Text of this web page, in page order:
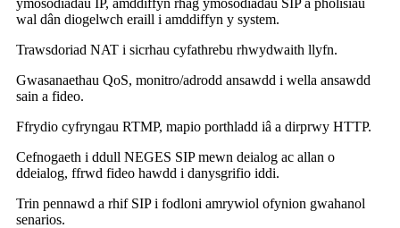
wal dân diogelwch eraill i amddiffyn y system.
Trawsdoriad NAT i sicrhau cyfathrebu rhwydwaith llyfn.
Gwasanaethau QoS, monitro/adrodd ansawdd i wella ansawdd
sain a fideo.
Ffrydio cyfryngau RTMP, mapio porthladd iâ a dirprwy HTTP.
Cefnogaeth i ddull NEGES SIP mewn deialog ac allan o
ddeialog, ffrwd fideo hawdd i danysgrifio iddi.
Trin pennawd a rhif SIP i fodloni amrywiol ofynion gwahanol
senarios.